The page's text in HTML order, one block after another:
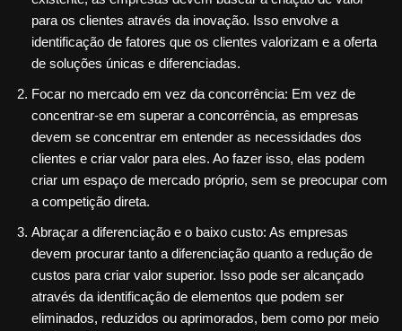
para os clientes através da inovação. Isso envolve a
identificação de fatores que os clientes valorizam e a oferta
de soluções únicas e diferenciadas.
Focar no mercado em vez da concorrência: Em vez de
concentrar-se em superar a concorrência, as empresas
devem se concentrar em entender as necessidades dos
clientes e criar valor para eles. Ao fazer isso, elas podem
criar um espaço de mercado próprio, sem se preocupar com
a competição direta.
Abraçar a diferenciação e o baixo custo: As empresas
devem procurar tanto a diferenciação quanto a redução de
custos para criar valor superior. Isso pode ser alcançado
através da identificação de elementos que podem ser
eliminados, reduzidos ou aprimorados, bem como por meio